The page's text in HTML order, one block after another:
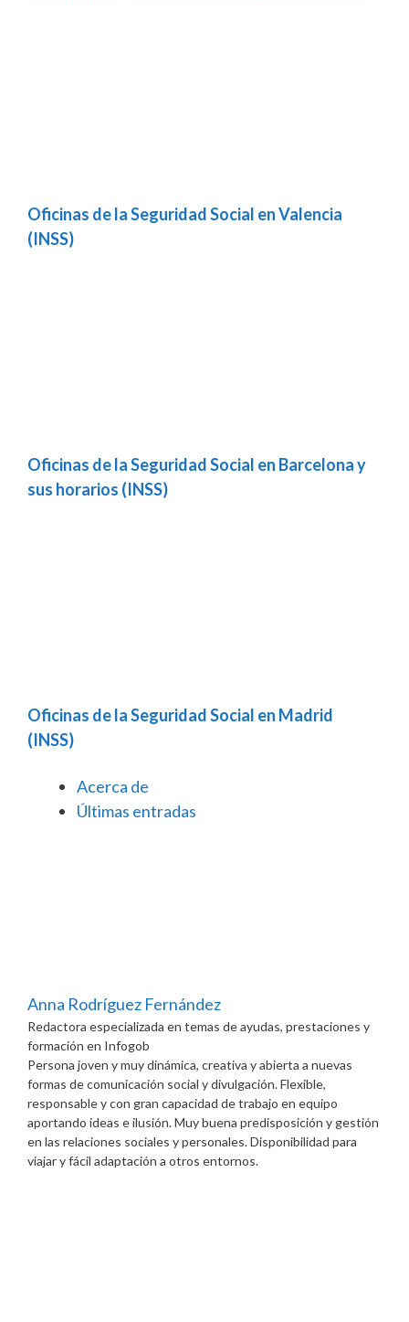
Oficinas de la Seguridad Social en Valencia
(INSS)
Oficinas de la Seguridad Social en Barcelona y
sus horarios (INSS)
Oficinas de la Seguridad Social en Madrid
(INSS)
Acerca de
Últimas entradas
Anna Rodríguez Fernández
Redactora especializada en temas de ayudas, prestaciones y
formación en Infogob
Persona joven y muy dinámica, creativa y abierta a nuevas
formas de comunicación social y divulgación. Flexible,
responsable y con gran capacidad de trabajo en equipo
aportando ideas e ilusión. Muy buena predisposición y gestión
en las relaciones sociales y personales. Disponibilidad para
viajar y fácil adaptación a otros entornos.